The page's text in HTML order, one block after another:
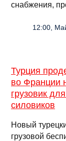
снабжения,
12:00,
Турция
во Франции
грузовик
силовиков
Новый
грузовой